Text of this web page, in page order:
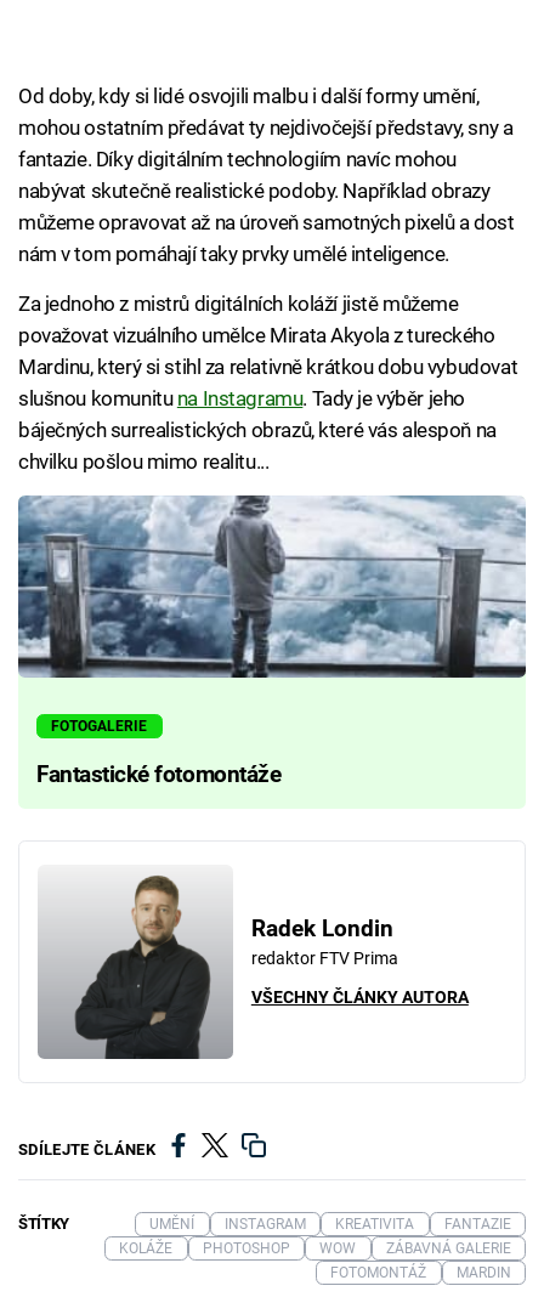
Od doby, kdy si lidé osvojili malbu i další formy umění,
mohou ostatním předávat ty nejdivočejší představy, sny a
fantazie. Díky digitálním technologiím navíc mohou
nabývat skutečně realistické podoby. Například obrazy
můžeme opravovat až na úroveň samotných pixelů a dost
nám v tom pomáhají taky prvky umělé inteligence.
Za jednoho z mistrů digitálních koláží jistě můžeme
považovat vizuálního umělce Mirata Akyola z tureckého
Mardinu, který si stihl za relativně krátkou dobu vybudovat
slušnou komunitu na Instagramu. Tady je výběr jeho
báječných surrealistických obrazů, které vás alespoň na
chvilku pošlou mimo realitu...
FOTOGALERIE
Fantastické fotomontáže
Radek Londin
redaktor FTV Prima
VŠECHNY ČLÁNKY AUTORA
SDÍLEJTE ČLÁNEK
ŠTÍTKY UMĚNÍ INSTAGRAM KREATIVITA
FANTAZIE
KOLÁŽE
PHOTOSHOP WOW
ZÁBAVNÁ GALERIE
FOTOMONTÁŽ
MARDIN